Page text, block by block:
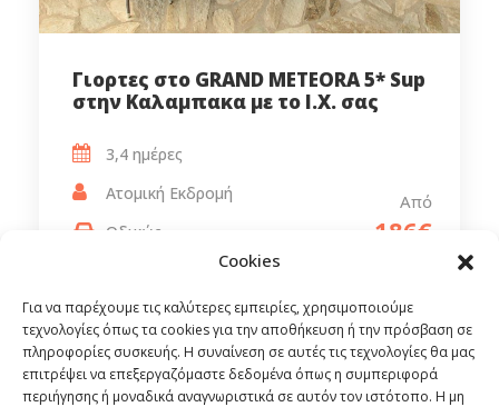
Cookies
Για να παρέχουμε τις καλύτερες εμπειρίες, χρησιμοποιούμε
τεχνολογίες όπως τα cookies για την αποθήκευση ή την πρόσβαση σε
πληροφορίες συσκευής. Η συναίνεση σε αυτές τις τεχνολογίες θα μας
επιτρέψει να επεξεργαζόμαστε δεδομένα όπως η συμπεριφορά
περιήγησης ή μοναδικά αναγνωριστικά σε αυτόν τον ιστότοπο. Η μη
Γιορτες στο GRAND METEORA 5* Sup
στην Καλαμπακα με το Ι.Χ. σας
Από
186€
3,4 ημέρες
Ατομική Εκδρομή
Οδικώς